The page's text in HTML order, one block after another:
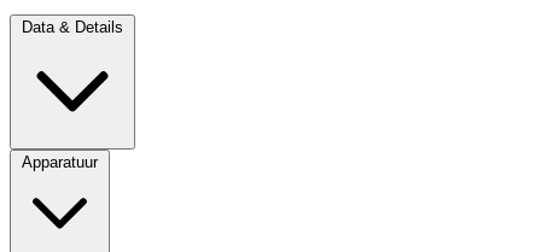
Data & Details
Apparatuur